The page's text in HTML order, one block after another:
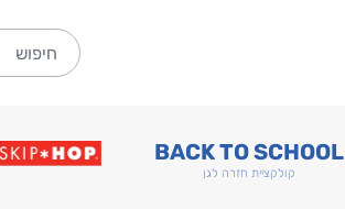
חיפוש
BACK TO SCHOOL
קולקציית חזרה לגן